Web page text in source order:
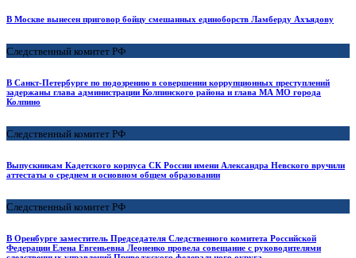
В Москве вынесен приговор бойцу смешанных единоборств Ламберду Ахъядову
Следственный комитет РФ
В Санкт-Петербурге по подозрению в совершении коррупционных преступлений
задержаны глава администрации Колпинского района и глава МА МО города
Колпино
Следственный комитет РФ
Выпускникам Кадетского корпуса СК России имени Александра Невского вручили
аттестаты о среднем и основном общем образовании
Следственный комитет РФ
В Оренбурге заместитель Председателя Следственного комитета Российской
Федерации Елена Евгеньевна Леоненко провела совещание с руководителями